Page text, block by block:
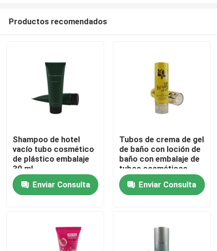
Productos recomendados
Shampoo de hotel
vacío tubo cosmético
de plástico embalaje
30 ml
Enviar Consulta
Tubos de crema de gel
de baño con loción de
baño con embalaje de
tubos cosméticos
ecológicos
personalizados con
tapa de tapa
Enviar Consulta